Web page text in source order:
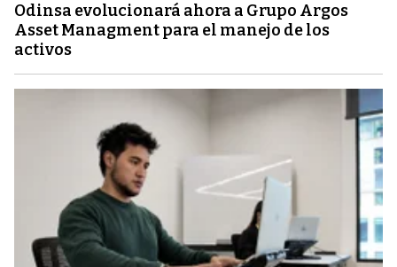
Odinsa evolucionará ahora a Grupo Argos
Asset Managment para el manejo de los
activos